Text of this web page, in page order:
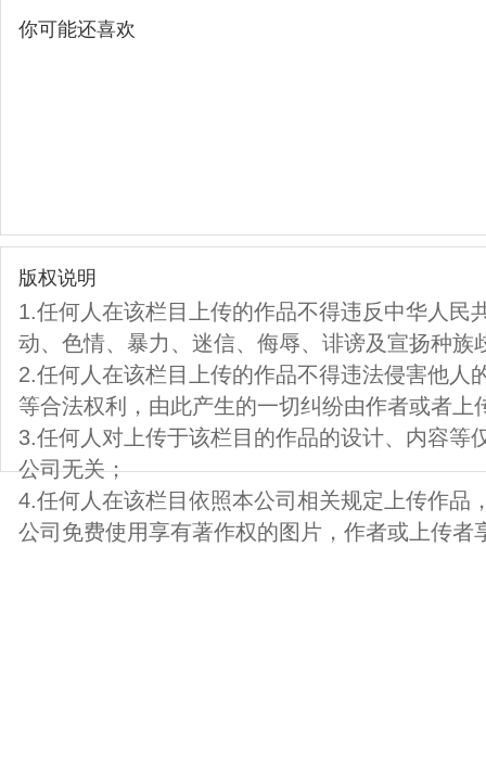
你可能还喜欢
版权说明
1.任何人在该栏目上传的作品不得违反中华人民
动、色情、暴力、迷信、侮辱、诽谤及宣扬种族
2.任何人在该栏目上传的作品不得违法侵害他人
等合法权利，由此产生的一切纠纷由作者或者上
3.任何人对上传于该栏目的作品的设计、内容等
公司无关；
4.任何人在该栏目依照本公司相关规定上传作品
公司免费使用享有著作权的图片，作者或上传者